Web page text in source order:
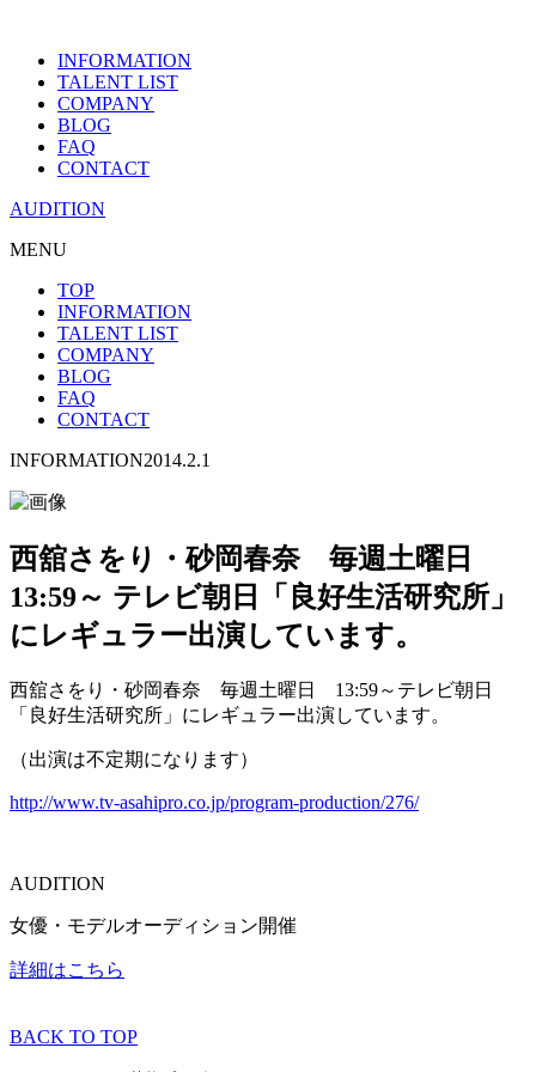
INFORMATION
TALENT LIST
COMPANY
BLOG
FAQ
CONTACT
AUDITION
MENU
TOP
INFORMATION
TALENT LIST
COMPANY
BLOG
FAQ
CONTACT
INFORMATION2014.2.1
西舘さをり・砂岡春奈 毎週土曜日
13:59～ テレビ朝日「良好生活研究所」
にレギュラー出演しています。
西舘さをり・砂岡春奈 毎週土曜日 13:59～ テレビ朝日
「良好生活研究所」にレギュラー出演しています。
（出演は不定期になります）
http://www.tv-asahipro.co.jp/program-production/276/
AUDITION
女優・モデルオーディション開催
詳細はこちら
BACK TO TOP